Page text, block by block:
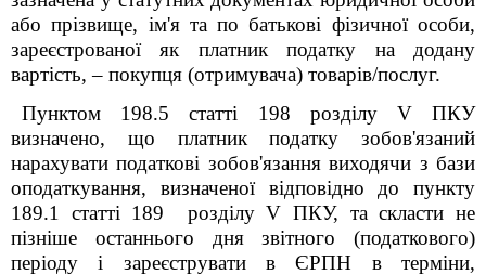
або прізвище, ім'я та по батькові фізичної особи,
зареєстрованої як платник податку на додану
вартість, – покупця (отримувача) товарів/послуг.
Пунктом 198.5 статті 198 розділу VПКУ
визначено, що платник податку зобов'язаний
нарахувати податкові зобов'язання виходячи з бази
оподаткування, визначеної відповідно до пункту
189.1 статті 189 розділуV ПКУ, та скласти не
пізніше останнього дня звітного (податкового)
періоду і зареєструвати в ЄРПН в терміни,